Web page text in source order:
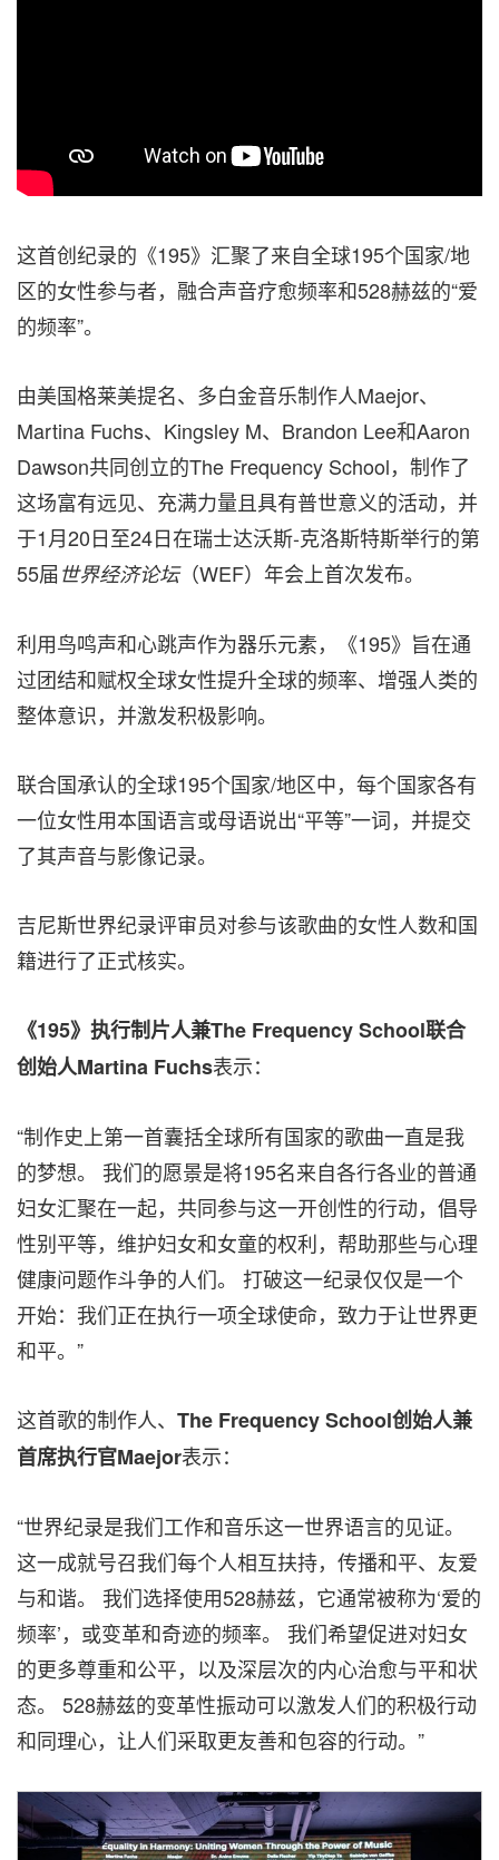
这首创纪录的《195》汇聚了来自全球195个国家/地
区的女性参与者，融合声音疗愈频率和528赫兹的“爱
的频率”。
由美国格莱美提名、多白金音乐制作人Maejor、
Martina Fuchs、Kingsley M、Brandon Lee和Aaron
Dawson共同创立的The Frequency School，制作了
这场富有远见、充满力量且具有普世意义的活动，并
于1月20日至24日在瑞士达沃斯-克洛斯特斯举行的第
55届 世界经济论坛（WEF）年会上首次发布。
利用鸟鸣声和心跳声作为器乐元素，《195》旨在通
过团结和赋权全球女性提升全球的频率、增强人类的
整体意识，并激发积极影响。
联合国承认的全球195个国家/地区中，每个国家各有
一位女性用本国语言或母语说出“平等”一词，并提交
了其声音与影像记录。
吉尼斯世界纪录评审员对参与该歌曲的女性人数和国
籍进行了正式核实。
《195》执行制片人兼The Frequency School联合
创始人Martina Fuchs表示：
“制作史上第一首囊括全球所有国家的歌曲一直是我
的梦想。 我们的愿景是将195名来自各行各业的普通
妇女汇聚在一起，共同参与这一开创性的行动，倡导
性别平等，维护妇女和女童的权利，帮助那些与心理
健康问题作斗争的人们。 打破这一纪录仅仅是一个
开始：我们正在执行一项全球使命，致力于让世界更
和平。”
这首歌的制作人、 The Frequency School创始人兼
首席执行官Maejor表示：
“世界纪录是我们工作和音乐这一世界语言的见证。
这一成就号召我们每个人相互扶持，传播和平、友爱
与和谐。 我们选择使用528赫兹，它通常被称为‘爱的
频率’，或变革和奇迹的频率。 我们希望促进对妇女
的更多尊重和公平，以及深层次的内心治愈与平和状
态。 528赫兹的变革性振动可以激发人们的积极行动
和同理心，让人们采取更友善和包容的行动。”